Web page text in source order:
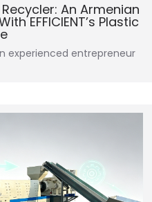
An Armenian
EFFICIENT’s Plastic
experienced entrepreneur